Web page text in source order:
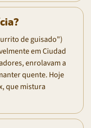
de guisado")
em Ciudad
enrolavam a
quente. Hoje
que mistura